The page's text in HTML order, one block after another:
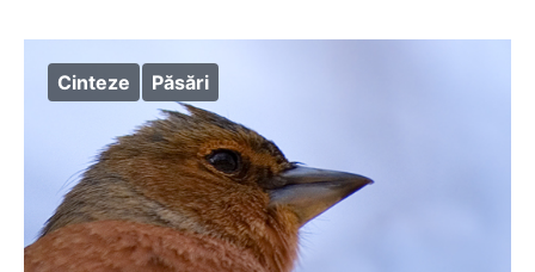
Cinteze Păsări